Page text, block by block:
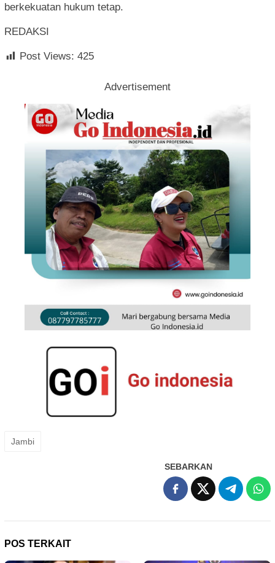
berkekuatan hukum tetap.
REDAKSI
Post Views: 425
Advertisement
Jambi
SEBARKAN
POS TERKAIT